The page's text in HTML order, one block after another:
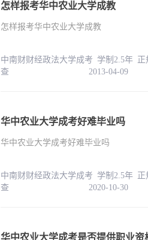
怎样报考华中农业大学成教
怎样报考华中农业大学成教
中南财财经政法大学成考 学制2.5年 正
查 2013-04-09
华中农业大学成考好难毕业吗
华中农业大学成考好难毕业吗
中南财财经政法大学成考 学制2.5年 正
查 2020-10-30
华中农业大学成考是否提供职业资